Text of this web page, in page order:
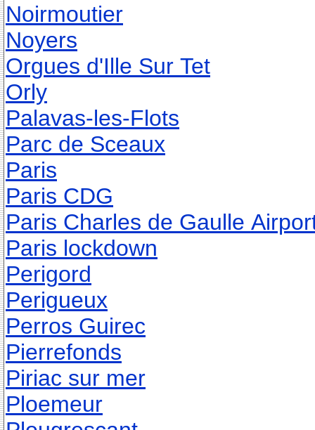
Noirmoutier
Noyers
Orgues d'Ille Sur Tet
Orly
Palavas-les-Flots
Parc de Sceaux
Paris
Paris CDG
Paris Charles de Gaulle
Paris lockdown
Perigord
Perigueux
Perros Guirec
Pierrefonds
Piriac sur mer
Ploemeur